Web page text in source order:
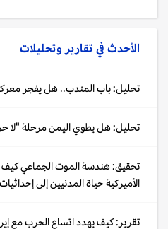
الأحدث في تقارير وتحليلات
تحليل: باب المندب.. هل يفجر معركة
تحليل: هل يطوي اليمن مرحلة "لا
تحقيق: هندسة الموت الجماعي كيف
الأميركية حياة المدنيين إلى
تقرير: كيف يهدد اتساع الحرب مع